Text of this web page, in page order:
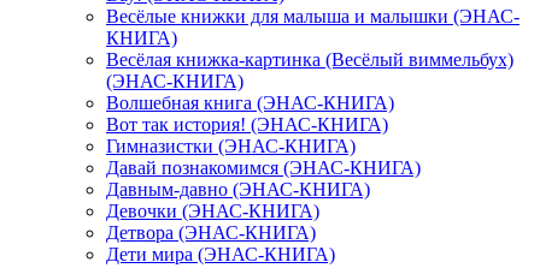
Весёлые книжки для малыша и малышки (ЭНАС-
КНИГА)
Весёлая книжка-картинка (Весёлый виммельбух)
(ЭНАС-КНИГА)
Волшебная книга (ЭНАС-КНИГА)
Вот так история! (ЭНАС-КНИГА)
Гимназистки (ЭНАС-КНИГА)
Давай познакомимся (ЭНАС-КНИГА)
Давным-давно (ЭНАС-КНИГА)
Девочки (ЭНАС-КНИГА)
Детвора (ЭНАС-КНИГА)
Дети мира (ЭНАС-КНИГА)